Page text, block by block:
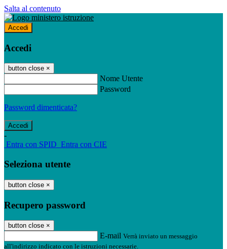
Salta al contenuto
Accedi
Accedi
button close ×
Nome Utente
Password
Password dimenticata?
-
Entra con SPID Entra con CIE
Seleziona utente
button close ×
Recupero password
button close ×
E-mail Verrà inviato un messaggio
all'indirizzo indicato con le istruzioni necessarie.